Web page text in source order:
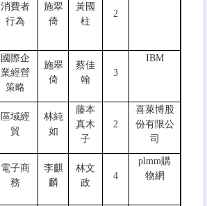
消費者
行為
施翠
倚
黃國
柱
2
國際企
業經營
策略
施翠
倚
蔡佳
翰
3
IBM
區域經
貿
林純
如
藤本
真木
子
2
喜萊博股
份有限公
司
電子商
務
李麒
麟
林文
政
4
plmm購
物網